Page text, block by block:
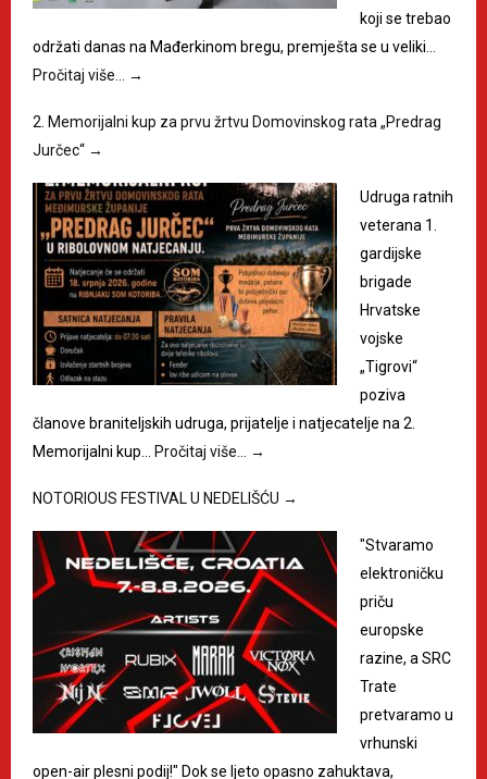
koji se trebao
održati danas na Mađerkinom bregu, premješta se u veliki…
Pročitaj više…
→
2. Memorijalni kup za prvu žrtvu Domovinskog rata „Predrag
Jurčec“ →
Udruga ratnih
veterana 1.
gardijske
brigade
Hrvatske
vojske
„Tigrovi“
poziva
članove braniteljskih udruga, prijatelje i natjecatelje na 2.
Memorijalni kup…
Pročitaj više… →
NOTORIOUS FESTIVAL U NEDELIŠĆU →
"Stvaramo
elektroničku
priču
europske
razine, a SRC
Trate
pretvaramo u
vrhunski
open-air plesni podij!" Dok se ljeto opasno zahuktava,